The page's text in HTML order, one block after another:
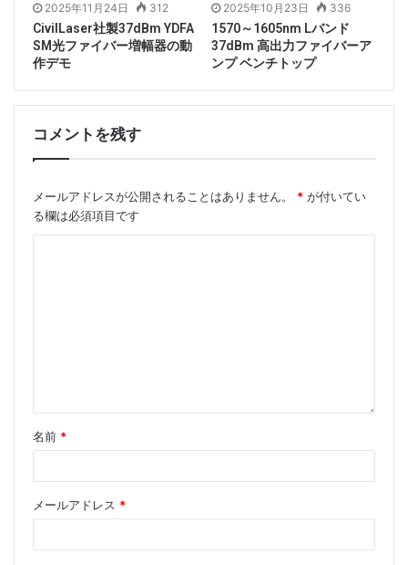
2025年11月24日 312
CivilLaser社製37dBm YDFA
SM光ファイバー増幅器の動
作デモ
2025年10月23日 336
1570～1605nm Lバンド
37dBm 高出力ファイバーア
ンプ ベンチトップ
コメントを残す
メールアドレスが公開されることはありません。 * が付いてい
る欄は必須項目です
名前 *
メールアドレス *